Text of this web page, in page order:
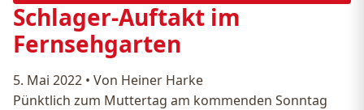
Schlager-Auftakt im
Fernsehgarten
5. Mai 2022 • Von Heiner Harke
Pünktlich zum Muttertag am kommenden Sonntag